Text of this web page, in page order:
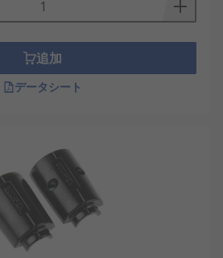
追加
データシート